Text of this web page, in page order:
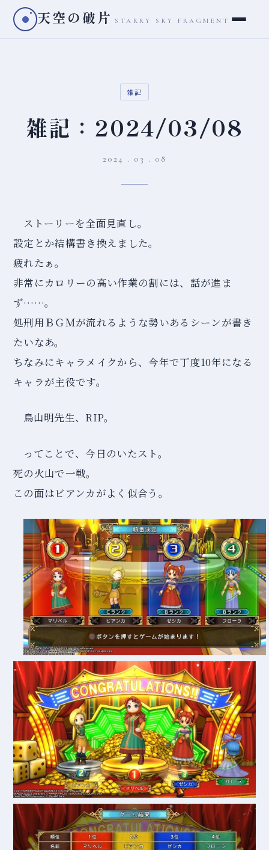
天空の破片 STARRY SKY FRAGMENT
雑記
雑記：2024/03/08
2024 . 03 . 08
ストーリーを全面見直し。
設定とか結構書き換えました。
疲れたぁ。
非常にカロリーの高い作業の割には、話が進ま
ず……。
処刑用ＢＧＭが流れるような勢いあるシーンが書き
たいなあ。
ちなみにキャラメイクから、今年で丁度10年になる
キャラが主役です。
鳥山明先生、RIP。
ってことで、今日のいたスト。
死の火山で一戦。
この面はビアンカがよく似合う。